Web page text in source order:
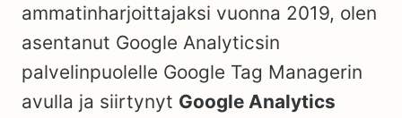
ammatinharjoittajaksi vuonna 2019, olen
asentanut Google Analyticsin
palvelinpuolelle Google Tag Managerin
avulla ja siirtynyt Google Analytics